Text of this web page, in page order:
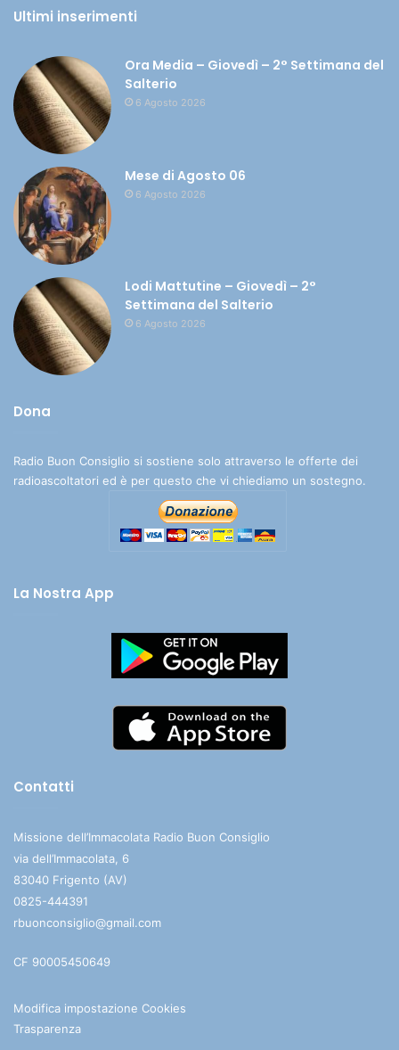
Ultimi inserimenti
Ora Media – Giovedì – 2° Settimana del
Salterio
6 Agosto 2026
Mese di Agosto 06
6 Agosto 2026
Lodi Mattutine – Giovedì – 2°
Settimana del Salterio
6 Agosto 2026
Dona
Radio Buon Consiglio si sostiene solo attraverso le offerte dei
radioascoltatori ed è per questo che vi chiediamo un sostegno.
La Nostra App
Contatti
Missione dell’Immacolata Radio Buon Consiglio
via dell’Immacolata, 6
83040 Frigento (AV)
0825-444391
rbuonconsiglio@gmail.com
CF 90005450649
Modifica impostazione Cookies
Trasparenza